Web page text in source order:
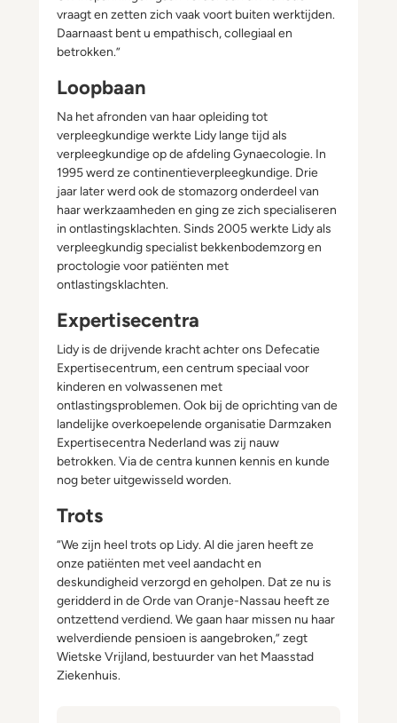
vraagt en zetten zich vaak voort buiten werktijden.
Daarnaast bent u empathisch, collegiaal en
betrokken.”
Loopbaan
Na het afronden van haar opleiding tot
verpleegkundige werkte Lidy lange tijd als
verpleegkundige op de afdeling Gynaecologie. In
1995 werd ze continentieverpleegkundige. Drie
jaar later werd ook de stomazorg onderdeel van
haar werkzaamheden en ging ze zich specialiseren
in ontlastingsklachten. Sinds 2005 werkte Lidy als
verpleegkundig specialist bekkenbodemzorg en
proctologie voor patiënten met
ontlastingsklachten.
Expertisecentra
Lidy is de drijvende kracht achter ons Defecatie
Expertisecentrum, een centrum speciaal voor
kinderen en volwassenen met
ontlastingsproblemen. Ook bij de oprichting van de
landelijke overkoepelende organisatie Darmzaken
Expertisecentra Nederland was zij nauw
betrokken. Via de centra kunnen kennis en kunde
nog beter uitgewisseld worden.
Trots
“We zijn heel trots op Lidy. Al die jaren heeft ze
onze patiënten met veel aandacht en
deskundigheid verzorgd en geholpen. Dat ze nu is
geridderd in de Orde van Oranje-Nassau heeft ze
ontzettend verdiend. We gaan haar missen nu haar
welverdiende pensioen is aangebroken,” zegt
Wietske Vrijland, bestuurder van het Maasstad
Ziekenhuis.